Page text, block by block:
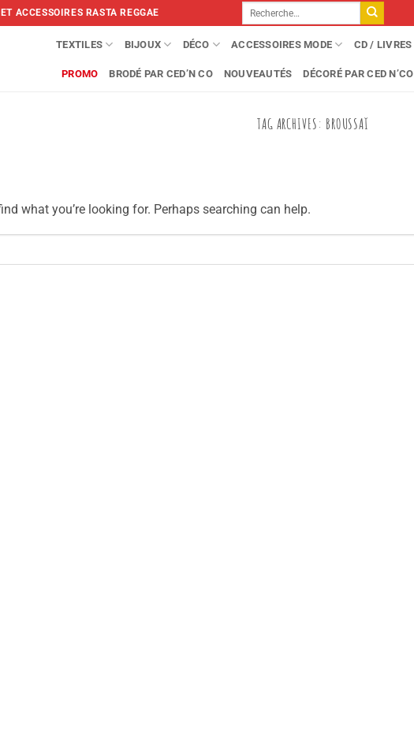
ACCESSOIRES RASTA REGGAE
Recherche
pour :
TEXTILES BIJOUX DÉCO ACCESSOIRES MODE CD / LIVRES
PROMO BRODÉ PAR CED’N CO NOUVEAUTÉS DÉCORÉ PAR CED N’CO
TAG ARCHIVES: BROUSSAÏ
what you’re looking for. Perhaps searching can help.